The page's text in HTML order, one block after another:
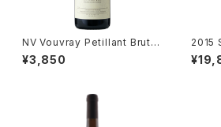
NV Vouvray Petillant Brut /
Dm. Vigneau-Chevreau
¥3,850
2015
Cru /